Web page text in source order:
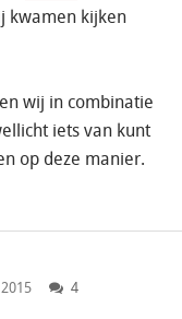
kwamen kijken
wij in combinatie
iets van kunt
op deze manier.
4